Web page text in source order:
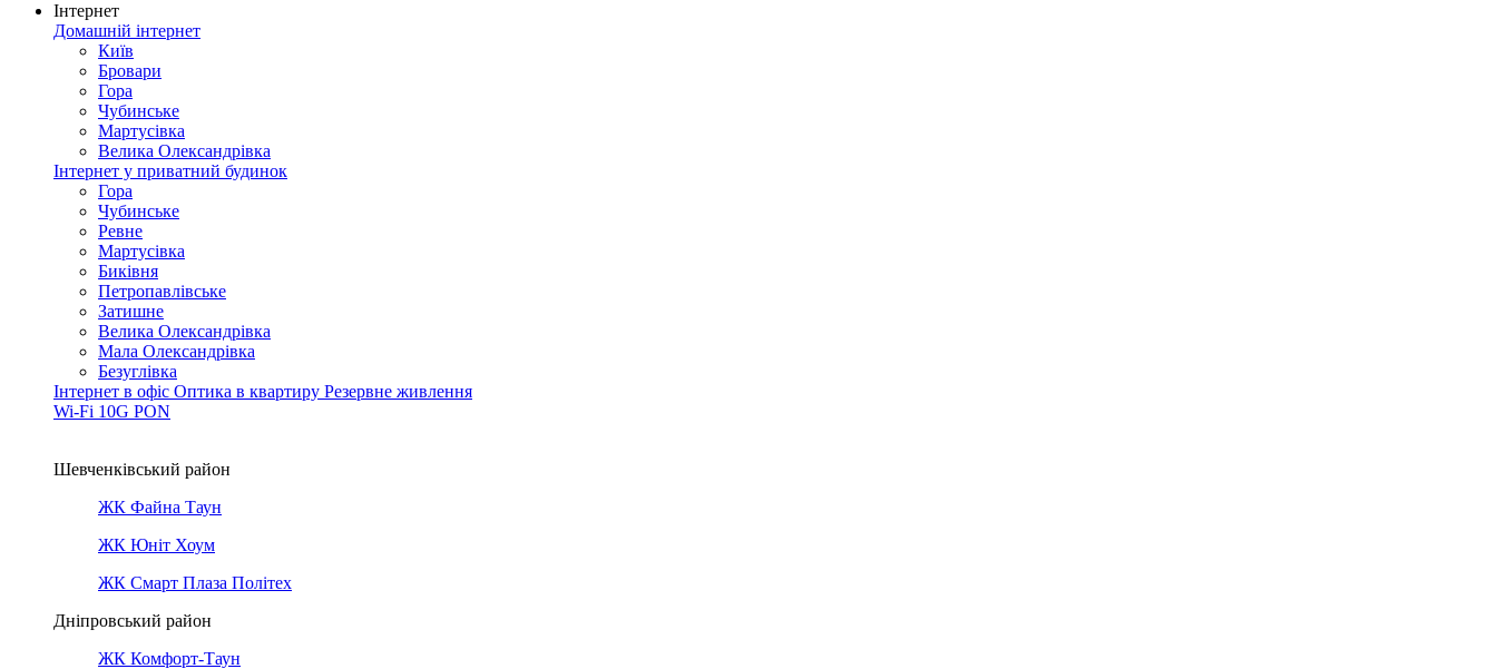
Інтернет
Домашній інтернет
Київ
Бровари
Гора
Чубинське
Мартусівка
Велика Олександрівка
Інтернет у приватний будинок
Гора
Чубинське
Ревне
Мартусівка
Биківня
Петропавлівське
Затишне
Велика Олександрівка
Мала Олександрівка
Безуглівка
Інтернет в офіс Оптика в квартиру Резервне живлення
Wi-Fi 10G PON
Шевченківський район
ЖК Файна Таун
ЖК Юніт Хоум
ЖК Смарт Плаза Політех
Дніпровський район
ЖК Комфорт-Таун